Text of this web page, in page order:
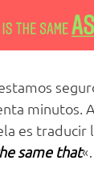
minutos.
es
same that